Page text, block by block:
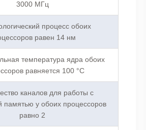
3000 МГц
процесс обоих
равен 14 нм
температура ядра обоих
равняется 100 °C
каналов для работы с
памятью у обоих процессоров
равно 2